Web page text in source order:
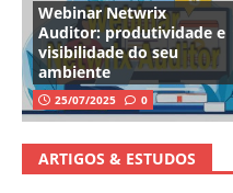
Webinar Netwrix
Auditor: produtividade e
visibilidade do seu
ambiente
25/07/2025 0
ARTIGOS & ESTUDOS